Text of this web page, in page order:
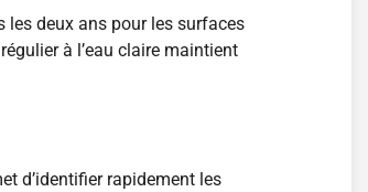
les deux ans pour les surfaces
à l’eau claire maintient
d’identifier rapidement les